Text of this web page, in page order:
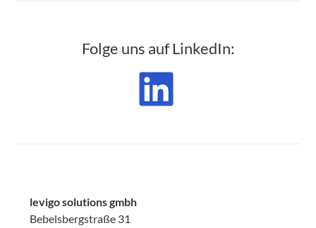
Folge uns auf LinkedIn:
levigo solutions gmbh
Bebelsbergstraße 31